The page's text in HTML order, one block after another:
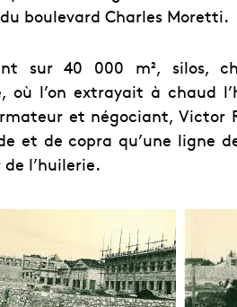
boulevard Charles Moretti.
sur 40 000 m², silos,
où l’on extrayait à chaud
et négociant, Victor
et de copra qu’une ligne
l’huilerie.